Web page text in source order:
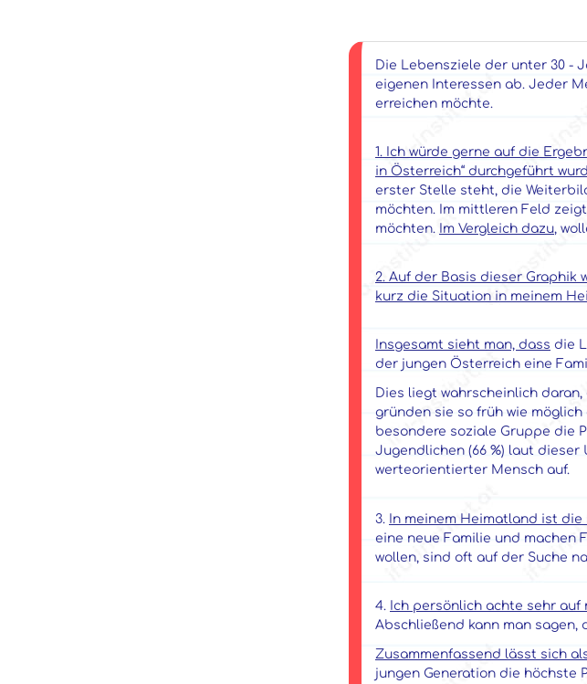
Die Lebensziele der unter 30 -
eigenen Interessen ab. Jeder
erreichen möchte.
1. Ich würde gerne auf die
in Österreich“ durchgeführt
erster Stelle steht, die
möchten. Im mittleren Feld
möchten.
Im Vergleich dazu,
2. Auf der Basis dieser Graphik
kurz die Situation in meinem
Insgesamt sieht man, dass die
der jungen Österreich eine
Dies liegt wahrscheinlich
gründen sie so früh wie möglich
besondere soziale Gruppe die
Jugendlichen (66 %) laut
werteorientierter Mensch auf.
3. In meinem Heimatland ist die
eine neue Familie und machen
wollen, sind oft auf der Suche
4. Ich persönlich achte sehr
Abschließend kann man
Zusammenfassend lässt sich
jungen Generation die höchste